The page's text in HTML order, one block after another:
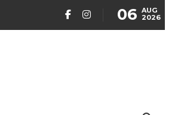
06 AUG
2026